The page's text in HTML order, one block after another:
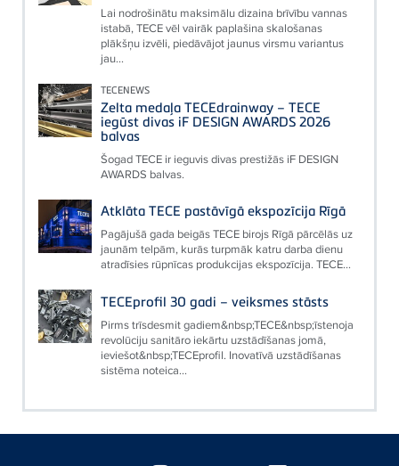
Lai nodrošinātu maksimālu dizaina brīvību vannas
istabā, TECE vēl vairāk paplašina skalošanas
plākšņu izvēli, piedāvājot jaunus virsmu variantus
jau...
TECENEWS
Zelta medaļa TECEdrainway – TECE
iegūst divas iF DESIGN AWARDS 2026
balvas
Šogad TECE ir ieguvis divas prestižās iF DESIGN
AWARDS balvas.
Atklāta TECE pastāvīgā ekspozīcija Rīgā
Pagājušā gada beigās TECE birojs Rīgā pārcēlās uz
jaunām telpām, kurās turpmāk katru darba dienu
atradīsies rūpnīcas produkcijas ekspozīcija. TECE...
TECEprofil 30 gadi – veiksmes stāsts
Pirms trīsdesmit gadiem&nbsp;TECE&nbsp;īstenoja
revolūciju sanitāro iekārtu uzstādīšanas jomā,
ieviešot&nbsp;TECEprofil. Inovatīvā uzstādīšanas
sistēma noteica...